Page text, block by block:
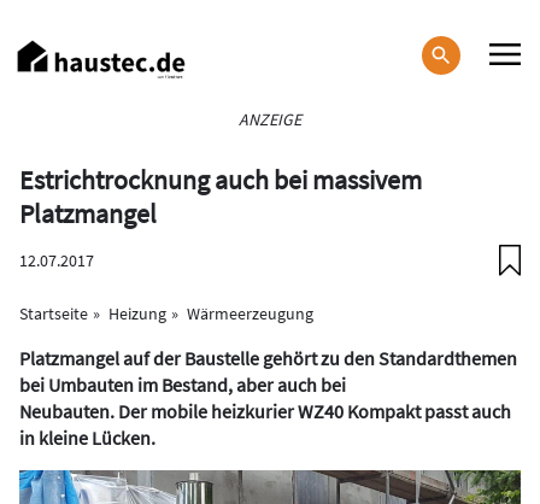
zum
Inhalt
ANZEIGE
Estrichtrocknung auch bei massivem
Platzmangel
12.07.2017
Startseite Heizung Wärmeerzeugung
Platzmangel auf der Baustelle gehört zu den Standardthemen
bei Umbauten im Bestand, aber auch bei
Neubauten. Der mobile heizkurier WZ40 Kompakt passt auch
in kleine Lücken.